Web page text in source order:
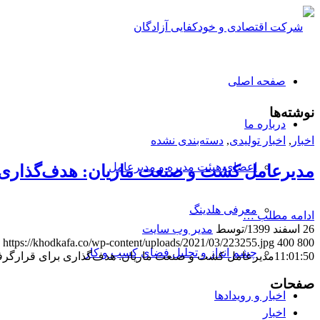
صفحه اصلی
درباره ما
اعضای هیئت مدیره و مدیرعامل
معرفی هلدینگ
چشم انداز و تحلیل فضای کسب و کار
اخبار و رویدادها
نوشته‌ها
اخبار , اخبار تولیدی, دسته‌بندی نشده
مدیرعامل کشت و صنعت ماریان: هدف‌گذاری
ادامه مطلب …
26 اسفند 1399
/توسط مدیر وب سایت
https://khodkafa.co/wp-content/uploads/2021/03/223255.jpg 400 800
11:01:50مدیرعامل کشت و صنعت ماریان: هدف‌گذاری برای
صفحات
اخبار